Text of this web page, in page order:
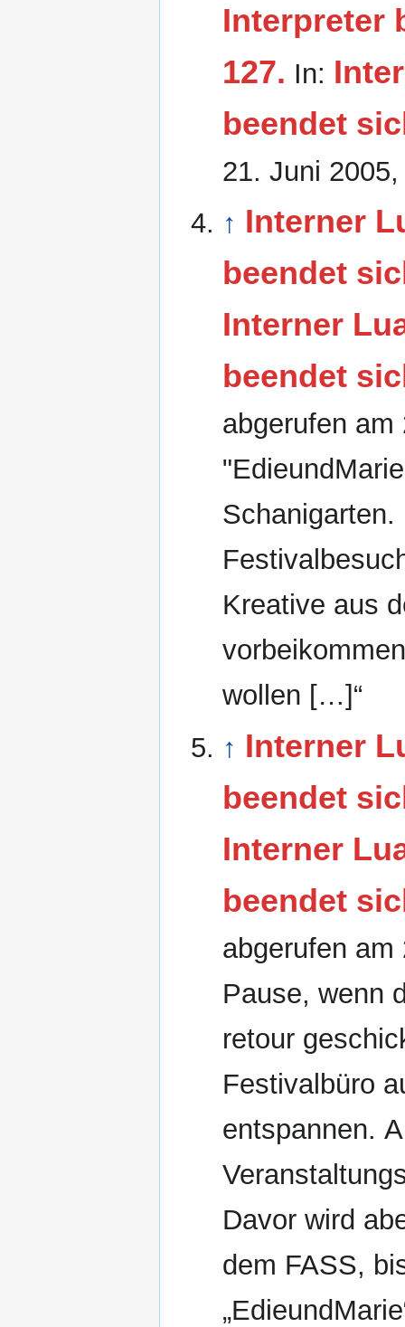
Interpreter
127. In:
beendet
21. Juni 2005
↑ Interner
beendet
Interner
beendet
abgerufen am
Kreative aus
wollen […]“
↑ Interner
beendet
Interner
beendet
abgerufen am
Pause, wenn
retour
Festivalbüro
entspannen.
Davor wird
dem FASS,